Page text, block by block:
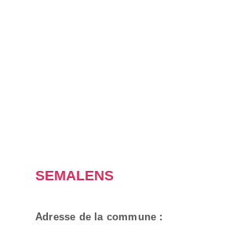
SEMALENS
Adresse de la commune :